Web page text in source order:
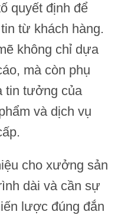
quyết định để
từ khách hàng.
không chỉ dựa
mà còn phụ
tin tưởng của
và dịch vụ
cho xưởng sản
dài và cần sự
lược đúng đắn